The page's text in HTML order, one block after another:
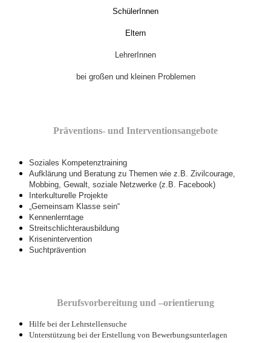
SchülerInnen
Eltern
LehrerInnen
bei großen und kleinen Problemen
Präventions- und Interventionsangebote
Soziales Kompetenztraining
Aufklärung und Beratung zu Themen wie z.B. Zivilcourage,
Mobbing, Gewalt, soziale Netzwerke (z.B. Facebook)
Interkulturelle Projekte
„Gemeinsam Klasse sein“
Kennenlerntage
Streitschlichterausbildung
Krisenintervention
Suchtprävention
Berufsvorbereitung und –orientierung
Hilfe bei der Lehrstellensuche
Unterstützung bei der Erstellung von Bewerbungsunterlagen